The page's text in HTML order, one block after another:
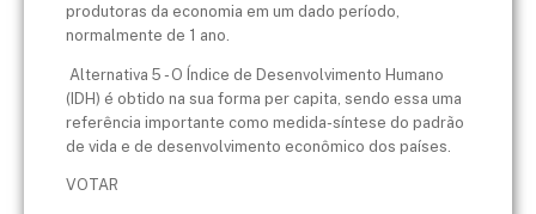
produtoras da economia em um dado período,
normalmente de 1 ano.
Alternativa 5 - O Índice de Desenvolvimento Humano
(IDH) é obtido na sua forma per capita, sendo essa uma
referência importante como medida-síntese do padrão
de vida e de desenvolvimento econômico dos países.
VOTAR